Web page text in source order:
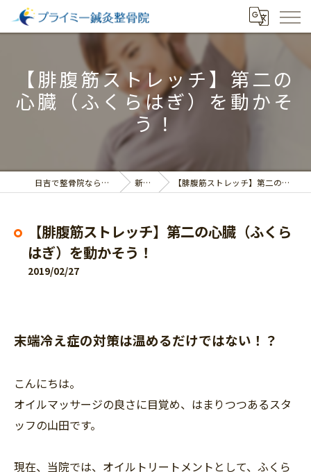
【腓腹筋ストレッチ】第二の
心臓（ふくらはぎ）を動かそ
う！
日吉で整骨院ならプライミー鍼灸整骨院 新着情報 【腓腹筋ストレッチ】第二の心臓（ふくらはぎ）を動かそう！
【腓腹筋ストレッチ】第二の心臓（ふくら
はぎ）を動かそう！
2019/02/27
末端冷え症の対策は温めるだけではない！？
こんにちは。
オイルマッサージの良さに目覚め、はまりつつあるスタ
ッフの山田です。
現在、当院では、オイルトリートメントとして、ふくら